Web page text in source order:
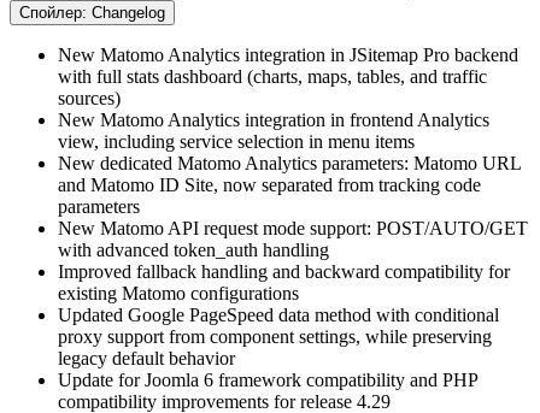
Спойлер: Changelog
New Matomo Analytics integration in JSitemap Pro backend
with full stats dashboard (charts, maps, tables, and traffic
sources)
New Matomo Analytics integration in frontend Analytics
view, including service selection in menu items
New dedicated Matomo Analytics parameters: Matomo URL
and Matomo ID Site, now separated from tracking code
parameters
New Matomo API request mode support: POST/AUTO/GET
with advanced token_auth handling
Improved fallback handling and backward compatibility for
existing Matomo configurations
Updated Google PageSpeed data method with conditional
proxy support from component settings, while preserving
legacy default behavior
Update for Joomla 6 framework compatibility and PHP
compatibility improvements for release 4.29